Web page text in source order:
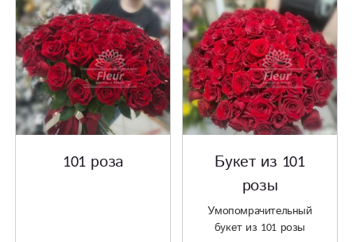
101 роза
Букет из 101
розы
Умопомрачительный
букет из 101 розы